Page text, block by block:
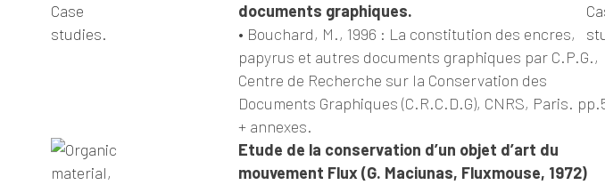
documents graphiques.
• Bouchard, M., 1996 : La constitution des encres,
papyrus et autres documents graphiques par C.P.G.,
Centre de Recherche sur la Conservation des
Documents Graphiques (C.R.C.D.G), CNRS, Paris.
+ annexes.
Etude de la conservation d’un objet d’art du
mouvement Flux (G. Maciunas, Fluxmouse, 1972)